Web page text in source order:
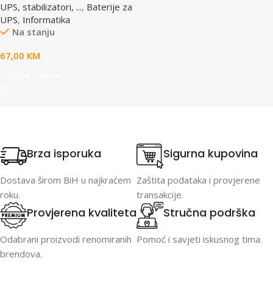
UPS, stabilizatori, ..., Baterije za
UPS, Informatika
Na stanju
67,00 KM
Brza isporuka
Dostava širom BiH u najkraćem
roku.
Sigurna kupovina
Zaštita podataka i provjerene
transakcije.
Provjerena kvaliteta
Odabrani proizvodi renomiranih
brendova.
Stručna podrška
Pomoć i savjeti iskusnog tima.